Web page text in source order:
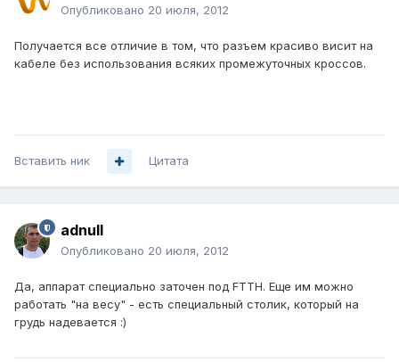
Опубликовано 20 июля, 2012
Получается все отличие в том, что разъем красиво висит на
кабеле без использования всяких промежуточных кроссов.
Вставить ник Цитата
adnull
Опубликовано 20 июля, 2012
Да, аппарат специально заточен под FTTH. Еще им можно
работать "на весу" - есть специальный столик, который на
грудь надевается :)